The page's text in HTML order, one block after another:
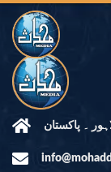
۔ پاکستان